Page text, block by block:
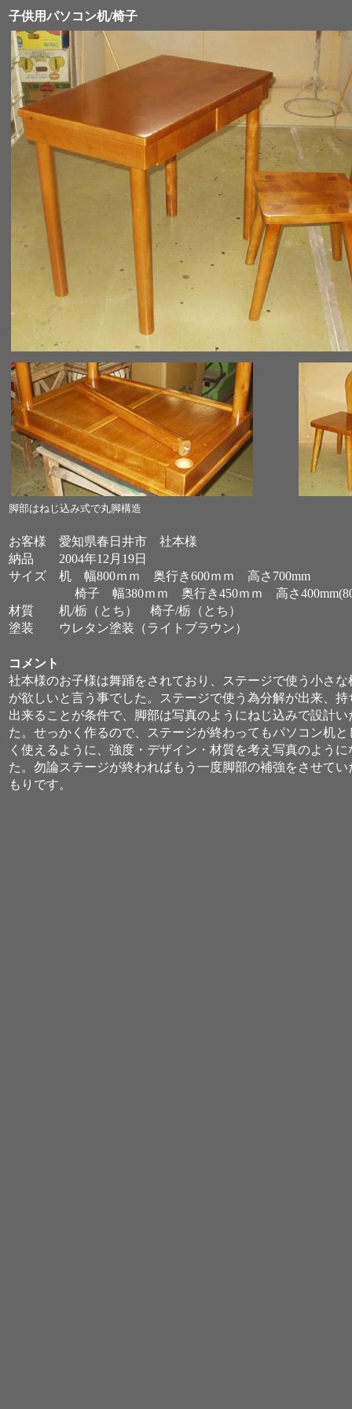
子供用パソコン机/椅子
脚部はねじ込み式で丸脚構造
お客様 愛知県春日井市 社本様
納品 2004年12月19日
サイズ 机 幅800ｍｍ 奥行き600ｍｍ 高さ700mm
椅子 幅380ｍｍ 奥行き450ｍｍ 高さ
材質 机/栃（とち） 椅子/栃（とち）
塗装 ウレタン塗装（ライトブラウン）
コメント
社本様のお子様は舞踊をされており、ステージで使う小さな
が欲しいと言う事でした。ステージで使う為分解が出来、持
出来ることが条件で、脚部は写真のようにねじ込みで設計い
た。せっかく作るので、ステージが終わってもパソコン机と
く使えるように、強度・デザイン・材質を考え写真のように
た。勿論ステージが終わればもう一度脚部の補強をさせてい
もりです。